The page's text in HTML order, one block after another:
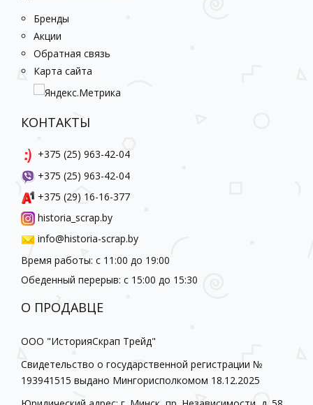
Бренды
Акции
Обратная связь
Карта сайта
КОНТАКТЫ
+375 (25) 963-42-04
+375 (25) 963-42-04
+375 (29) 16-16-377
historia_scrap.by
info@historia-scrap.by
Время работы: с 11:00 до 19:00
Обеденный перерыв: с 15:00 до 15:30
О ПРОДАВЦЕ
ООО "ИсторияСкрап Трейд"
Свидетельство о государственной регистрации №
193941515 выдано Мингорисполкомом 18.12.2025